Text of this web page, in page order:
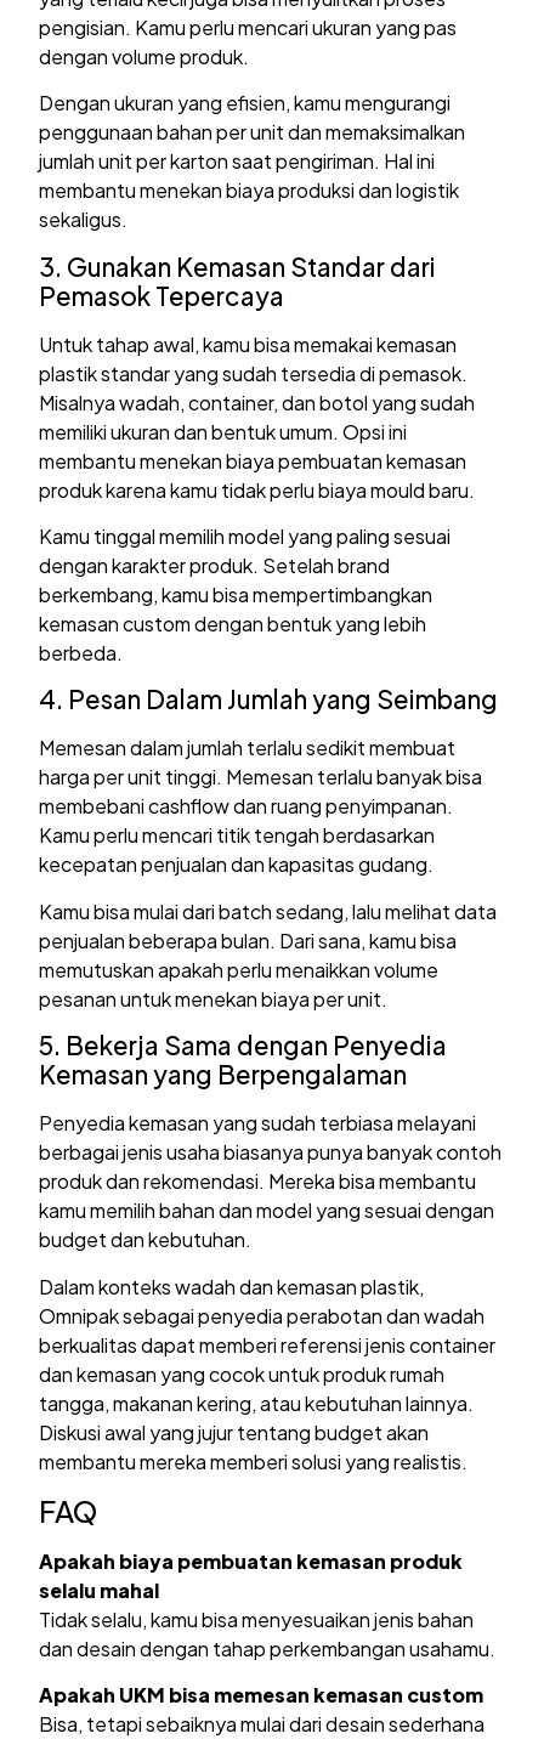
pengisian. Kamu perlu mencari ukuran yang pas
dengan volume produk.
Dengan ukuran yang efisien, kamu mengurangi
penggunaan bahan per unit dan memaksimalkan
jumlah unit per karton saat pengiriman. Hal ini
membantu menekan biaya produksi dan logistik
sekaligus.
3. Gunakan Kemasan Standar dari
Pemasok Tepercaya
Untuk tahap awal, kamu bisa memakai kemasan
plastik standar yang sudah tersedia di pemasok.
Misalnya wadah, container, dan botol yang sudah
memiliki ukuran dan bentuk umum. Opsi ini
membantu menekan biaya pembuatan kemasan
produk karena kamu tidak perlu biaya mould baru.
Kamu tinggal memilih model yang paling sesuai
dengan karakter produk. Setelah brand
berkembang, kamu bisa mempertimbangkan
kemasan custom dengan bentuk yang lebih
berbeda.
4. Pesan Dalam Jumlah yang Seimbang
Memesan dalam jumlah terlalu sedikit membuat
harga per unit tinggi. Memesan terlalu banyak bisa
membebani cashflow dan ruang penyimpanan.
Kamu perlu mencari titik tengah berdasarkan
kecepatan penjualan dan kapasitas gudang.
Kamu bisa mulai dari batch sedang, lalu melihat data
penjualan beberapa bulan. Dari sana, kamu bisa
memutuskan apakah perlu menaikkan volume
pesanan untuk menekan biaya per unit.
5. Bekerja Sama dengan Penyedia
Kemasan yang Berpengalaman
Penyedia kemasan yang sudah terbiasa melayani
berbagai jenis usaha biasanya punya banyak contoh
produk dan rekomendasi. Mereka bisa membantu
kamu memilih bahan dan model yang sesuai dengan
budget dan kebutuhan.
Dalam konteks wadah dan kemasan plastik,
Omnipak sebagai penyedia perabotan dan wadah
berkualitas dapat memberi referensi jenis container
dan kemasan yang cocok untuk produk rumah
tangga, makanan kering, atau kebutuhan lainnya.
Diskusi awal yang jujur tentang budget akan
membantu mereka memberi solusi yang realistis.
FAQ
Apakah biaya pembuatan kemasan produk
selalu mahal
Tidak selalu, kamu bisa menyesuaikan jenis bahan
dan desain dengan tahap perkembangan usahamu.
Apakah UKM bisa memesan kemasan custom
Bisa, tetapi sebaiknya mulai dari desain sederhana